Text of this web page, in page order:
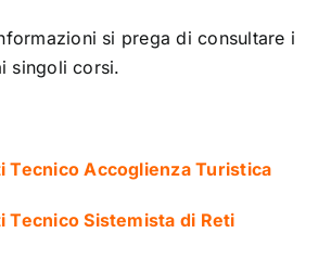
si prega di consultare i
singoli corsi.
Tecnico Accoglienza Turistica
Tecnico Sistemista di Reti